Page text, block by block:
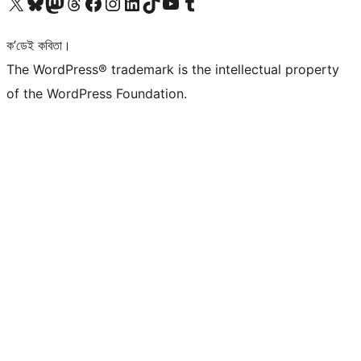
ক’ডেই কবিতা।
The WordPress® trademark is the intellectual property
of the WordPress Foundation.